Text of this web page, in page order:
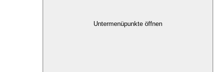
Untermenüpunkte öffnen